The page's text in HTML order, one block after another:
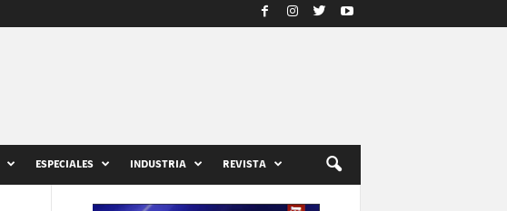
ESPECIALES INDUSTRIA REVISTA